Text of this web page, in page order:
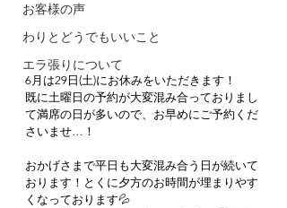
お客様の声
わりとどうでもいいこと
エラ張りについて
6月は29日(土)にお休みをいただきます！
既に土曜日の予約が大変混み合っておりまし
て満席の日が多いので、お早めにご予約くだ
さいませ…！
おかげさまで平日も大変混み合う日が続いて
おります！とくに夕方のお時間が埋まりやす
くなっております💦